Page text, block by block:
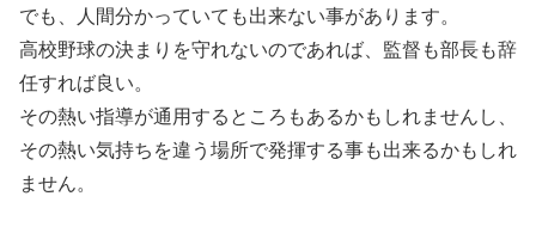
でも、人間分かっていても出来ない事があります。
高校野球の決まりを守れないのであれば、監督も部長も辞
任すれば良い。
その熱い指導が通用するところもあるかもしれませんし、
その熱い気持ちを違う場所で発揮する事も出来るかもしれ
ません。